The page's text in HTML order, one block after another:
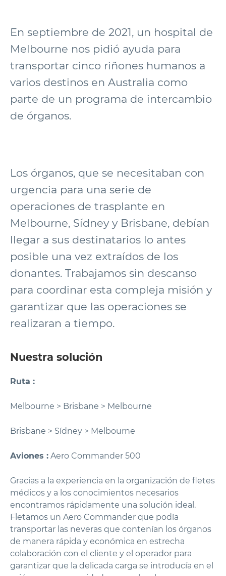
En septiembre de 2021, un hospital de
Melbourne nos pidió ayuda para
transportar cinco riñones humanos a
varios destinos en Australia como
parte de un programa de intercambio
de órganos.
Los órganos, que se necesitaban con
urgencia para una serie de
operaciones de trasplante en
Melbourne, Sídney y Brisbane, debían
llegar a sus destinatarios lo antes
posible una vez extraídos de los
donantes. Trabajamos sin descanso
para coordinar esta compleja misión y
garantizar que las operaciones se
realizaran a tiempo.
Nuestra solución
Ruta :
Melbourne > Brisbane > Melbourne
Brisbane > Sídney > Melbourne
Aviones : Aero Commander 500
Gracias a la experiencia en la organización de fletes
médicos y a los conocimientos necesarios
encontramos rápidamente una solución ideal.
Fletamos un Aero Commander que podía
transportar las neveras que contenían los órganos
de manera rápida y económica en estrecha
colaboración con el cliente y el operador para
garantizar que la delicada carga se introducía en el